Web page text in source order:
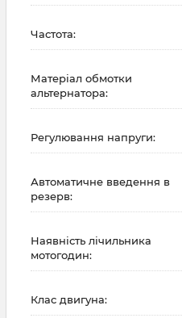
Частота:
Матеріал обмотки
альтернатора:
Регулювання напруги:
Автоматичне введення в
резерв:
Наявність лічильника
мотогодин:
Клас двигуна: